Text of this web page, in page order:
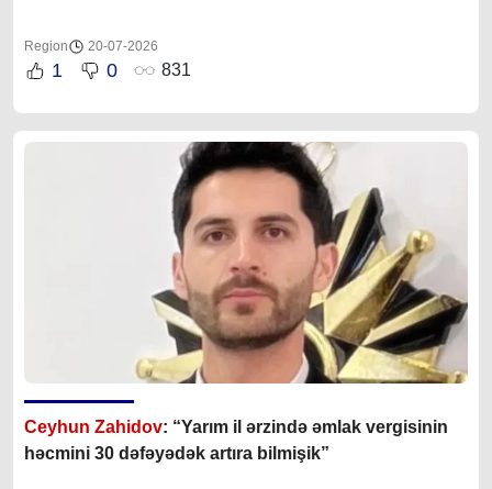
Region 20-07-2026
1 0 831
Ceyhun Zahidov: “Yarım il ərzində əmlak vergisinin
həcmini 30 dəfəyədək artıra bilmişik”